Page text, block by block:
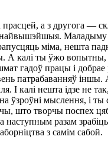
прасцей, а з другога —
найвышэйшыя.
міма, нешта
А калі ты ўжо вопытны,
гадоў працы і добрае
патрабаванняў
І калі нешта ідзе не
ўзроўні мыслення, і ты
што творчы поспех
разам
з самім сабой.